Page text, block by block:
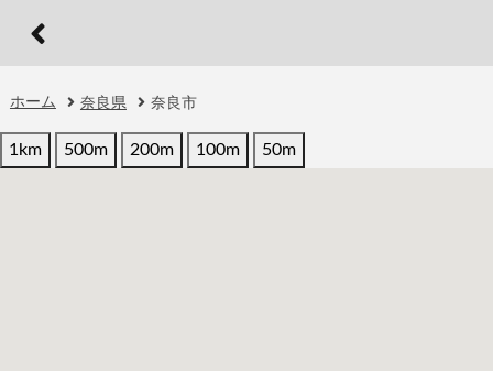
ホーム 奈良県 奈良市
1km 500m 200m 100m 50m